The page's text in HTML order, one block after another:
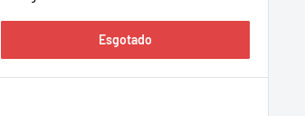
Esgotado